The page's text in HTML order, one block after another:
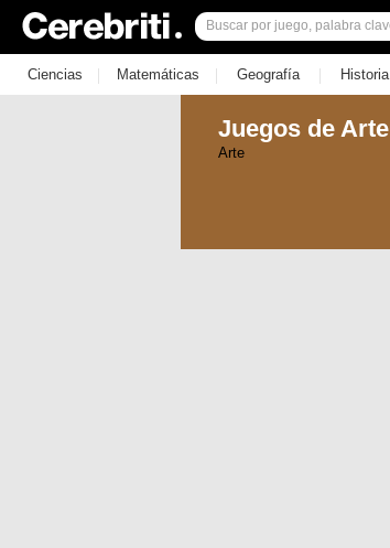
Ciencias | Matemáticas | Geografía | Historia
Juegos de Arte
Arte